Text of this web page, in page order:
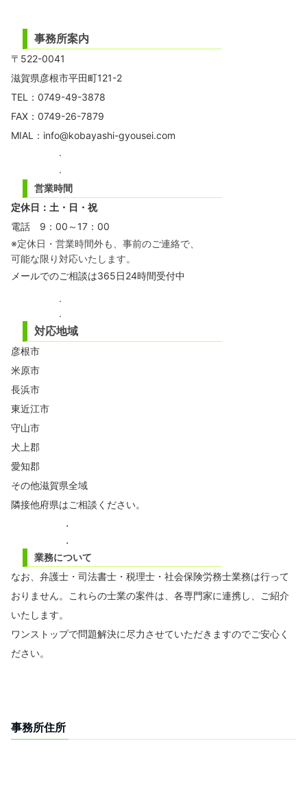
事務所案内
〒522-0041
滋賀県彦根市平田町121-2
TEL：0749-49-3878
FAX：0749-26-7879
MIAL： info@kobayashi-gyousei.com
.
.
営業時間
定休日：土・日・祝
電話 9：00～17：00
※定休日・営業時間外も、事前のご連絡で、
可能な限り対応いたします。
メールでのご相談は365日24時間受付中
.
.
対応地域
彦根市
米原市
長浜市
東近江市
守山市
犬上郡
愛知郡
その他滋賀県全域
隣接他府県はご相談ください。
.
.
業務について
なお、弁護士・司法書士・税理士・社会保険労務士業務は行って
おりません。これらの士業の案件は、各専門家に連携し、ご紹介
いたします。
ワンストップで問題解決に尽力させていただきますのでご安心く
ださい。
事務所住所